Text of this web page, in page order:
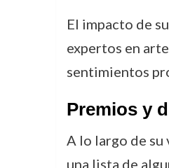
El impacto de
expertos en
sentimientos
Premios y
A lo largo de
una lista de